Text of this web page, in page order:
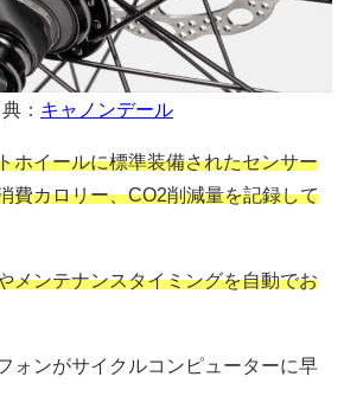
： キャノンデール
ホイールに標準装備されたセンサー
費カロリー、CO2削減量を記録して
メンテナンスタイミングを自動でお
ォンがサイクルコンピューターに早